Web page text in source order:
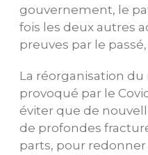
gouvernement, le
fois les deux autres
preuves par le
La réorganisation du
provoqué par le
éviter que de
de profondes
parts, pour